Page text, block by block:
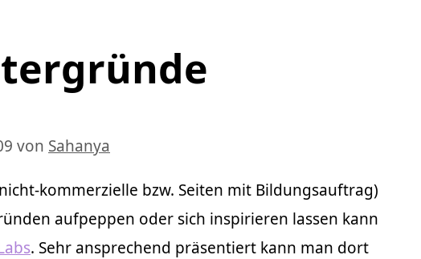
von Sahanya
kommerzielle bzw. Seiten mit Bildungsauftrag)
aufpeppen oder sich inspirieren lassen kann
. Sehr ansprechend präsentiert kann man dort